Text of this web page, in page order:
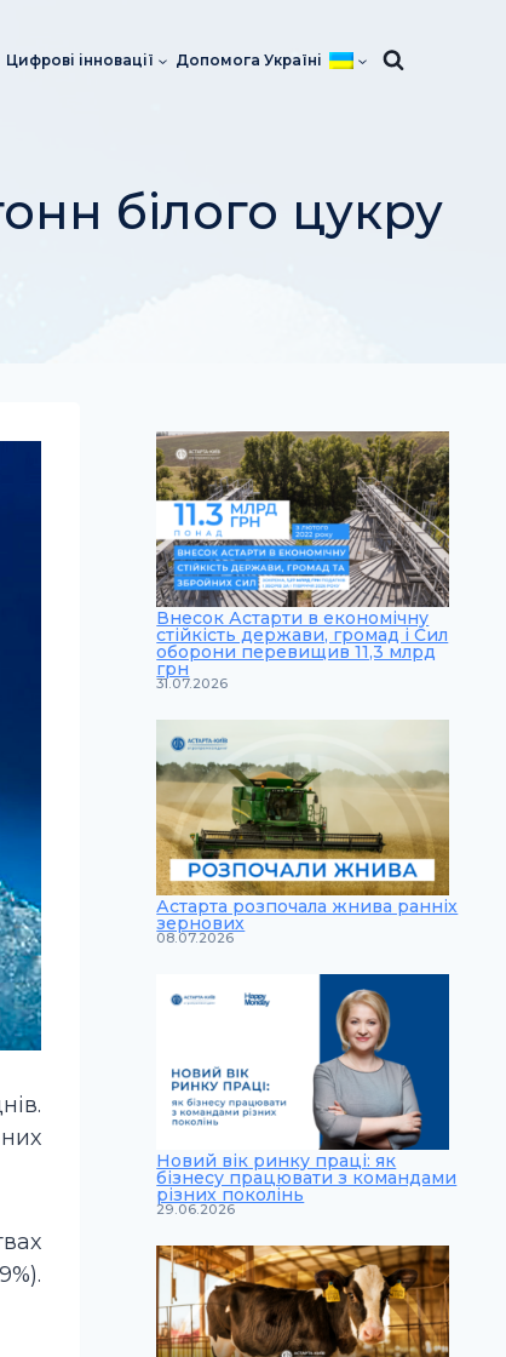
Цифрові інновації Допомога Україні
білого цукру
Внесок Астарти в економічну
стійкість держави, громад і Сил
оборони перевищив 11,3 млрд
грн
31.07.2026
Астарта розпочала жнива ранніх
зернових
08.07.2026
Новий вік ринку праці: як
бізнесу працювати з командами
різних поколінь
29.06.2026